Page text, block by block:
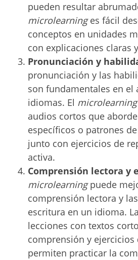
pueden resultar
microlearninges fácil
conceptos en unidades
con explicaciones claras
Pronunciación y
pronunciación y las
son fundamentales en el
idiomas. El microlearning
audios cortos que
específicos o patrones
junto con ejercicios de
activa.
Comprensión lectora y
microlearningpuede
comprensión lectora y
escritura en un idioma.
lecciones con textos
comprensión y ejercicios
permiten practicar la